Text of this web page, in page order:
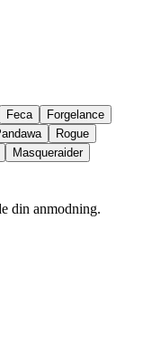
Feca
Forgelance
Rogue
Masqueraider
din anmodning.